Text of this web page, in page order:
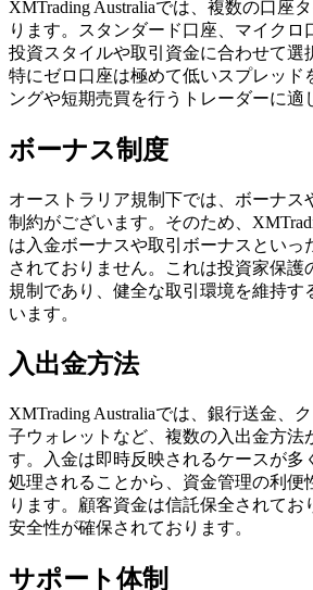
XMTrading Australiaでは、複数の口座
ります。スタンダード口座、マイクロ
投資スタイルや取引資金に合わせて選
特にゼロ口座は極めて低いスプレッド
ングや短期売買を行うトレーダーに適
ボーナス制度
オーストラリア規制下では、ボーナス
制約がございます。そのため、
は入金ボーナスや取引ボーナスといっ
されておりません。これは投資家保護
規制であり、健全な取引環境を維持す
います。
入出金方法
XMTrading Australiaでは、銀行送金、
子ウォレットなど、複数の入出金方法
す。入金は即時反映されるケースが多
処理されることから、資金管理の利便
ります。顧客資金は信託保全されてお
安全性が確保されております。
サポート体制